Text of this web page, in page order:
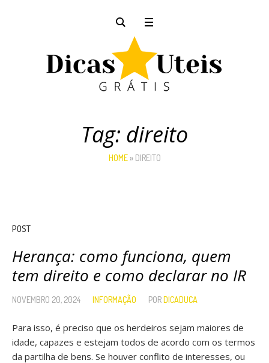
Tag: direito
HOME» DIREITO
POST
Herança: como funciona, quem
tem direito e como declarar no IR
NOVEMBRO 20, 2024 INFORMAÇÃO PORDICADUCA
Para isso, é preciso que os herdeiros sejam maiores de
idade, capazes e estejam todos de acordo com os termos
da partilha de bens. Se houver conflito de interesses, ou